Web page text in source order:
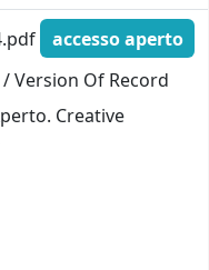
accesso aperto
Version Of Record
Creative